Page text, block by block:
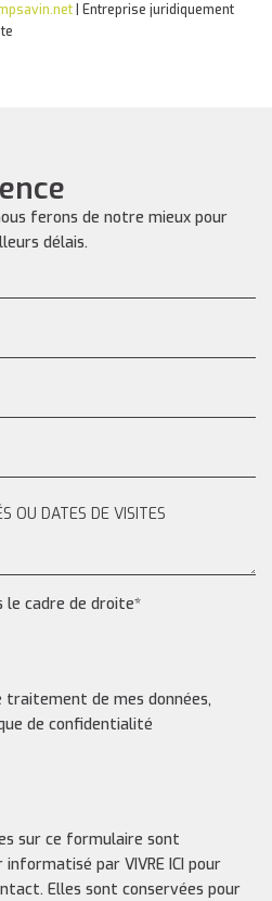
Entreprise juridiquement
ferons de notre mieux pour
délais.
le cadre de droite*
de mes données,
de confidentialité
sur ce formulaire sont
par VIVRE ICI pour
Elles sont conservées pour